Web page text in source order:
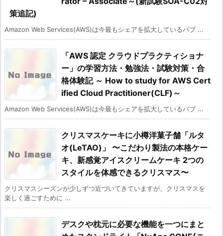
策追記)
Amazon Web Services(AWS)は今最もシェアを拡大しているパブ ...
「AWS 認定 クラウドプラクティショナ
ー」の学習方法・勉強法・試験対策・合
格体験記 ～ How to study for AWS Cert
ified Cloud Practitioner(CLF)～
Amazon Web Services(AWS)は今最もシェアを拡大しているパブ ...
クリスマスケーキに小樽洋菓子舗「ルタ
オ(LeTAO)」 〜こだわり製法の本格ケー
キ、新感覚アイスクリームケーキ 2つの
スタイルを体感できるクリスマス〜
クリスマスシーズンが少しずつ近づいてきていますが、クリスマスを
楽しく過ごすために ...
デスクや枕元に必要な機能を一つにまと